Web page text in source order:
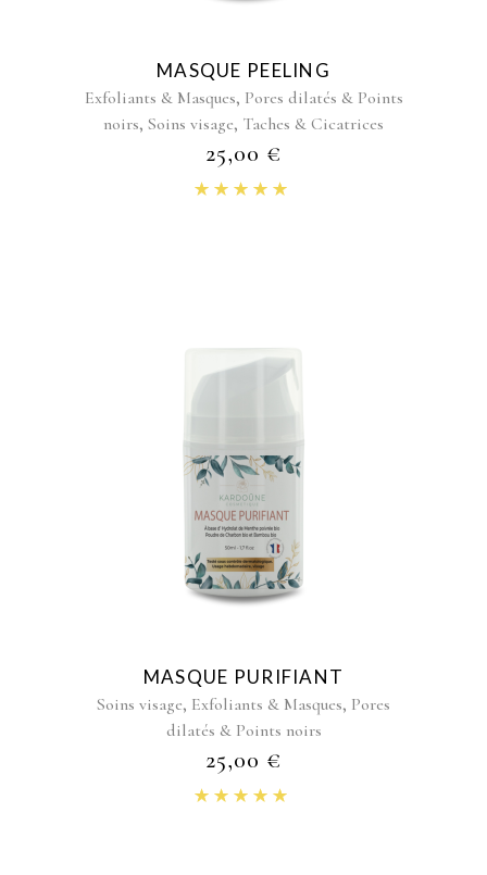
MASQUE PEELING
Exfoliants & Masques, Pores dilatés & Points
noirs, Soins visage, Taches & Cicatrices
25,00 €
MASQUE PURIFIANT
Soins visage, Exfoliants & Masques, Pores
dilatés & Points noirs
25,00 €